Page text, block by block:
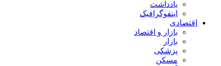
یادداشت
اینفوگرافیک
اقتصادی
بازار و اقتصاد
بازار
پزشکی
مسکن